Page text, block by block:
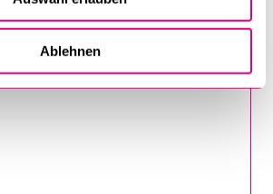
Ablehnen